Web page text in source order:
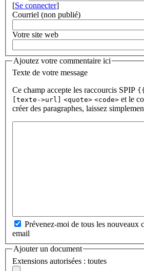
[Se connecter]
Courriel (non publié)
Votre site web
Ajoutez votre commentaire ici
Texte de votre message
Ce champ accepte les raccourcis SPIP
[texte->url]
<quote> <code> et le
créer des paragraphes, laissez
Prévenez-moi de tous les nouveaux
email
Ajouter un document
Extensions autorisées : toutes